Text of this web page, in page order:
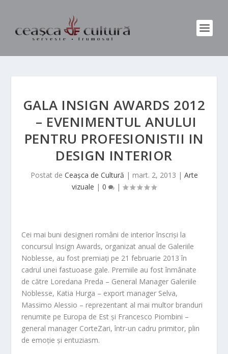
GALA INSIGN AWARDS 2012
 – EVENIMENTUL ANULUI
PENTRU PROFESIONISTII IN
DESIGN INTERIOR
Postat de Ceașca de Cultură | mart. 2, 2013 | Arte
vizuale | 0 |
Cei mai buni designeri români de interior înscriși la
concursul Insign Awards, organizat anual de Galeriile
Noblesse, au fost premiați pe 21 februarie 2013 în
cadrul unei fastuoase gale. Premiile au fost înmânate
de către Loredana Preda – General Manager Galeriile
Noblesse, Katia Hurga – export manager Selva,
Massimo Alessio – reprezentant al mai multor branduri
renumite pe Europa de Estși Francesco Piombini –
general manager CorteZari, într-un cadru primitor, plin
de emoție și entuziasm.